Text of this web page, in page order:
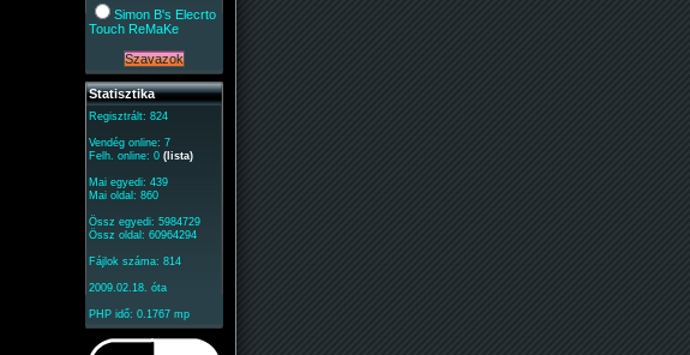
Simon B's Elecrto
Touch ReMaKe
Statisztika
Regisztrált: 824
Vendég online: 7
Felh. online: 0 (lista)
Mai egyedi: 439
Mai oldal: 860
Össz egyedi: 5984729
Össz oldal: 60964294
Fájlok száma: 814
2009.02.18. óta
PHP idő: 0.1767 mp